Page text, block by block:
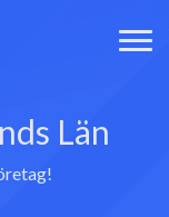
Län